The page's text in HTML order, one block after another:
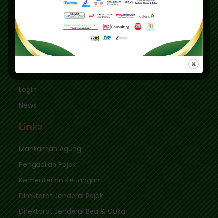
Graha Mas Fatmawati Blok B4-5 Cipete Utara,
Kec. Keb. Baru Jl. Fatmawati Raya
Jakarta Selatan 12410
sekretariat@ikpi.or.id
Login
News
Links
Mahkamah Agung
Pengadilan Pajak
Kementerian Keuangan
Direktorat Jenderal Pajak
Direktorat Jenderal Bea & Cukai